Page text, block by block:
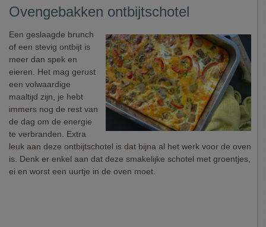
Ovengebakken ontbijtschotel
Een geslaagde brunch
of een stevig ontbijt is
meer dan spek en
eieren. Het mag gerust
een volwaardige
maaltijd zijn, je hebt
immers nog de rest van
de dag om de energie
te verbranden. Extra
leuk aan deze ontbijtschotel is dat bijna al het werk voor de oven
is. Denk er enkel aan dat deze smakelijke schotel met groentjes,
ei en worst een uurtje in de oven moet.